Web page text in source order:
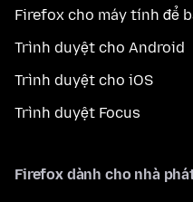
Firefox cho máy tính để
Trình duyệt cho Android
Trình duyệt cho iOS
Trình duyệt Focus
Firefox dành cho nhà